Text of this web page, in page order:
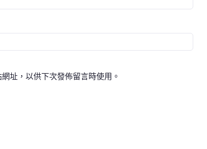
址，以供下次發佈留言時使用。